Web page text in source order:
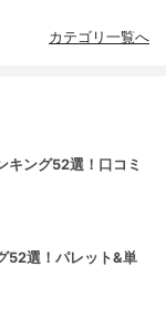
カテゴリ一覧へ
キング52選！口コミ
52選！パレット&単